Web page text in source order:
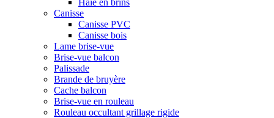
Haie en brins
Canisse
Canisse PVC
Canisse bois
Lame brise-vue
Brise-vue balcon
Palissade
Brande de bruyère
Cache balcon
Brise-vue en rouleau
Rouleau occultant grillage rigide